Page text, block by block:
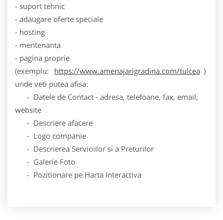
- suport tehnic
- adaugare oferte speciale
- hosting
- mentenanta
- pagina proprie
(exemplu:
https://www.amenajarigradina.com/tulcea )
unde veti putea afisa:
- Datele de Contact - adresa, telefoane, fax, email,
website
- Descriere afacere
- Logo companie
- Descrierea Serviciilor si a Preturilor
- Galerie Foto
- Pozitionare pe Harta Interactiva